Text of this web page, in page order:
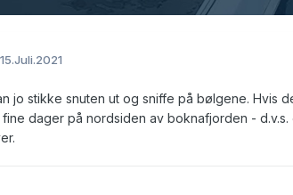
15.Juli.2021
jo stikke snuten ut og sniffe på bølgene. Hvis
dager på nordsiden av boknafjorden -